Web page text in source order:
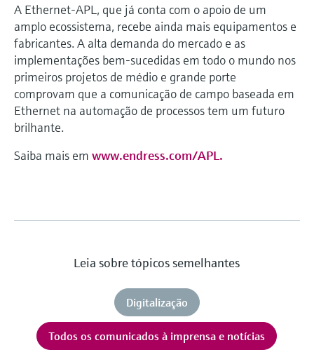
A Ethernet-APL, que já conta com o apoio de um
amplo ecossistema, recebe ainda mais equipamentos e
fabricantes. A alta demanda do mercado e as
implementações bem-sucedidas em todo o mundo nos
primeiros projetos de médio e grande porte
comprovam que a comunicação de campo baseada em
Ethernet na automação de processos tem um futuro
brilhante.
Saiba mais em www.endress.com/APL.
Leia sobre tópicos semelhantes
Digitalização
Todos os comunicados à imprensa e notícias